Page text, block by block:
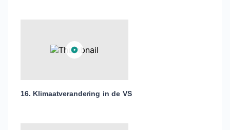
16. Klimaatverandering in de VS